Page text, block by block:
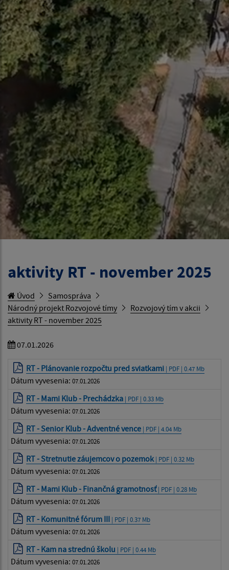
aktivity RT - november 2025
Úvod
Samospráva
Národný projekt Rozvojové tímy
Rozvojový tím v akcii
aktivity RT - november 2025
07.01.2026
RT - Plánovanie rozpočtu pred sviatkami | PDF | 0.47 Mb
Dátum vyvesenia: 07.01.2026
RT - Mami Klub - Prechádzka | PDF | 0.33 Mb
Dátum vyvesenia: 07.01.2026
RT - Senior Klub - Adventné vence | PDF | 4.04 Mb
Dátum vyvesenia: 07.01.2026
RT - Stretnutie záujemcov o pozemok | PDF | 0.32 Mb
Dátum vyvesenia: 07.01.2026
RT - Mami Klub - Finančná gramotnosť| PDF | 0.28 Mb
Dátum vyvesenia: 07.01.2026
RT - Komunitné fórum III | PDF | 0.37 Mb
Dátum vyvesenia: 07.01.2026
RT - Kam na strednú školu | PDF | 0.44 Mb
Dátum vyvesenia: 07.01.2026